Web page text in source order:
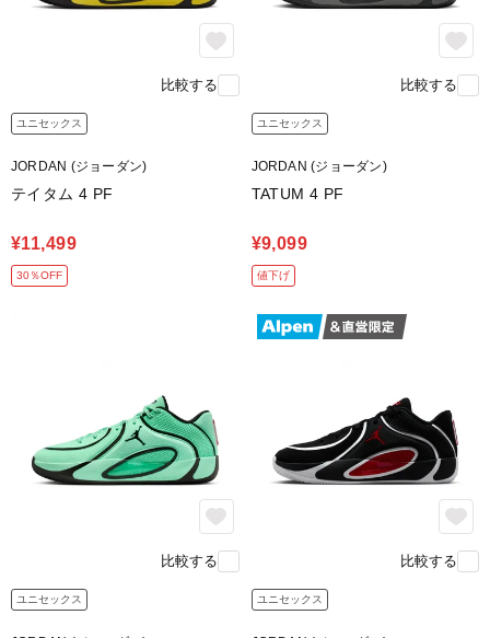
比較する
ユニセックス
JORDAN (ジョーダン)
テイタム 4 PF
¥11,499
30％OFF
比較する
ユニセックス
JORDAN (ジョーダン)
TATUM 4 PF
¥9,099
値下げ
比較する
ユニセックス
比較する
ユニセックス